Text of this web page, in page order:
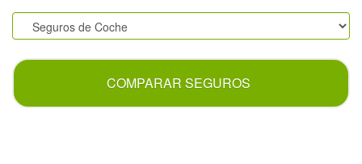
COMPARAR SEGUROS